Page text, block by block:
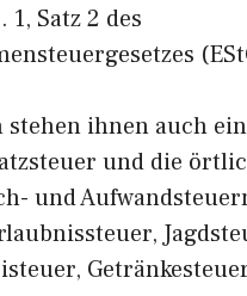
1, Satz 2 des
stehen ihnen auch
und die
und